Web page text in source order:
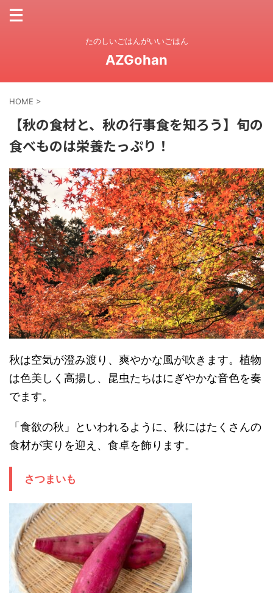
たのしいごはんがいいごはん
AZGohan
HOME >
【秋の食材と、秋の行事食を知ろう】旬の
食べものは栄養たっぷり！
秋は空気が澄み渡り、爽やかな風が吹きます。植物
は色美しく高揚し、昆虫たちはにぎやかな音色を奏
でます。
「食欲の秋」といわれるように、秋にはたくさんの
食材が実りを迎え、食卓を飾ります。
さつまいも